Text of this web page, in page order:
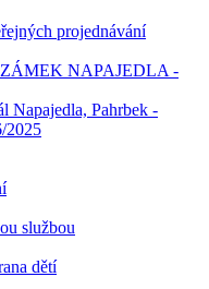
projednávání
ZÁMEK NAPAJEDLA -
Napajedla, Pahrbek -
2025
službou
dětí